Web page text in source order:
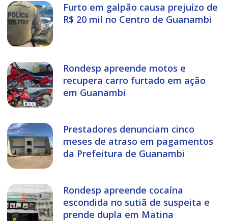
Furto em galpão causa prejuízo de
R$ 20 mil no Centro de Guanambi
Rondesp apreende motos e
recupera carro furtado em ação
em Guanambi
Prestadores denunciam cinco
meses de atraso em pagamentos
da Prefeitura de Guanambi
Rondesp apreende cocaína
escondida no sutiã de suspeita e
prende dupla em Matina